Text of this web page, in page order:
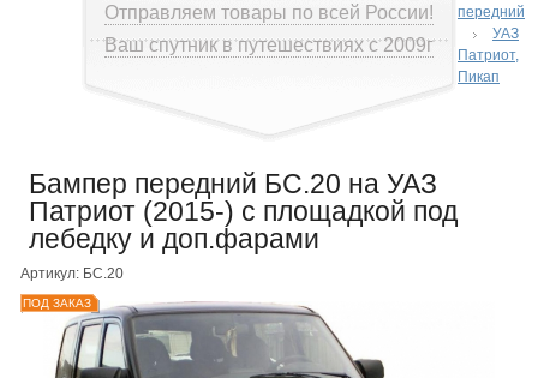
Отправляем товары по всей России!
Ваш спутник в путешествиях с 2009г
передний
УАЗ
Патриот,
Пикап
Бампер передний БС.20 на УАЗ
Патриот (2015-) с площадкой под
лебедку и доп.фарами
Артикул: БС.20
ПОД ЗАКАЗ